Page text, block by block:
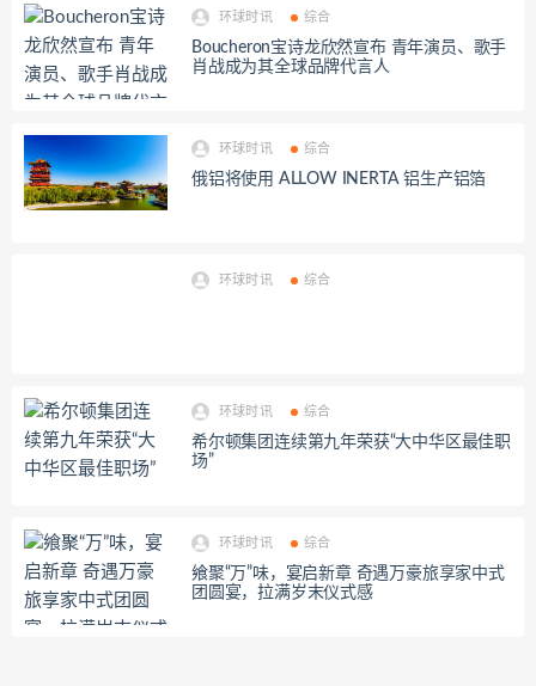
环球时讯 综合
Boucheron宝诗龙欣然宣布 青年演员、歌手
肖战成为其全球品牌代言人
环球时讯 综合
俄铝将使用 ALLOW INERTA 铝生产铝箔
环球时讯 综合
环球时讯 综合
希尔顿集团连续第九年荣获“大中华区最佳职
场”
环球时讯 综合
飨聚“万”味，宴启新章 奇遇万豪旅享家中式
团圆宴，拉满岁末仪式感